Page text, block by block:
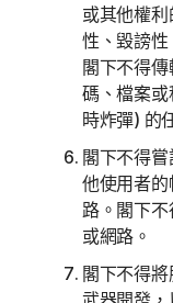
或其他權利
性、毀謗性
閣下不得傳
碼、檔案或
時炸彈) 的
閣下不得嘗
他使用者的
路。閣下不
或網路。
閣下不得將